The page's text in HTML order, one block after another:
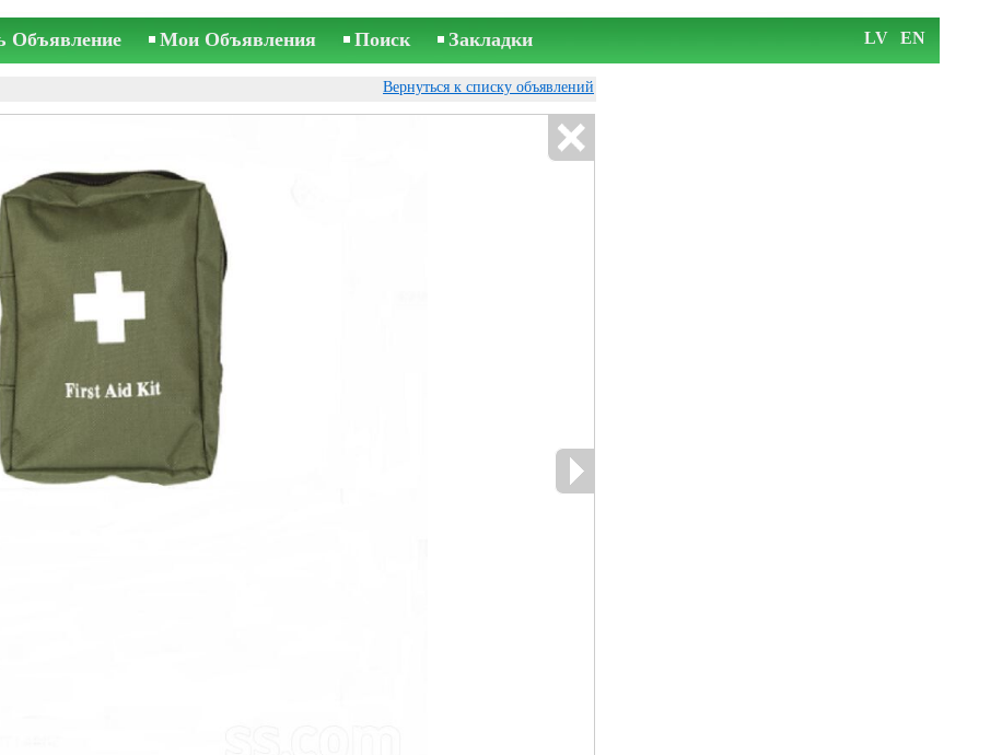
Объявление Мои Объявления Поиск Закладки LV EN
Вернуться к списку объявлений